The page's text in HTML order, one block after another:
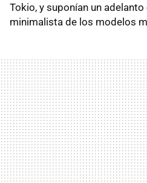
Tokio, y suponían un
minimalista de los modelos